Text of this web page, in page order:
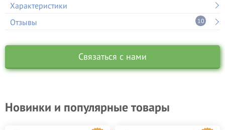
Характеристики
Отзывы
10
Связаться с нами
Новинки и популярные товары